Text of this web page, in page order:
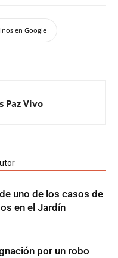
en Google
Paz Vivo
uno de los casos de
en el Jardín
por un robo